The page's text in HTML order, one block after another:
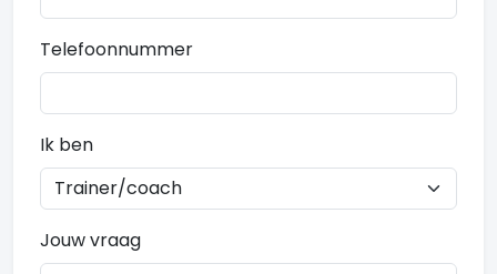
Telefoonnummer
Ik ben
Jouw vraag